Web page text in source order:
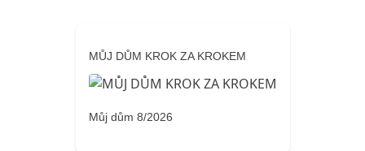
MŮJ DŮM KROK ZA KROKEM
Můj dům 8/2026